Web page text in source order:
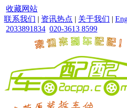
收藏网站
联系我们 | 资讯热点 | 关于我们 |
2033891834 020-3613 8599